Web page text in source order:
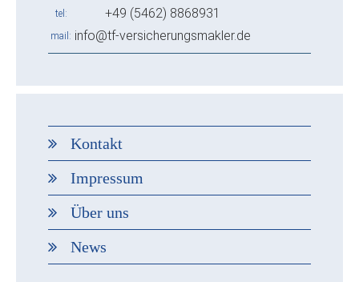
tel +49 (5462) 8868931
mail info@tf-versicherungsmakler.de
Kontakt
Impressum
Über uns
News